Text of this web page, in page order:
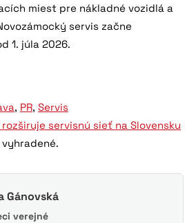
miest pre nákladné vozidlá a
servis začne
1. júla 2026.
, PR, Servis
rozširuje servisnú sieť na Slovensku
Gánovská
verejné